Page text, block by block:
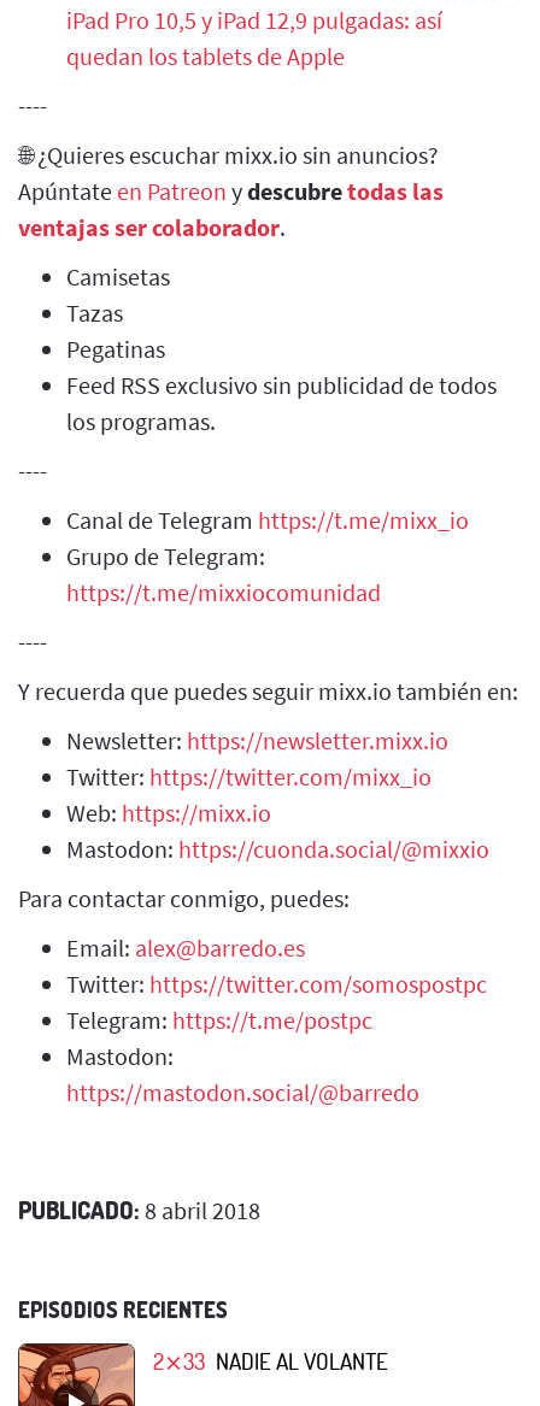
iPad Pro 10,5 y iPad 12,9 pulgadas: así
quedan los tablets de Apple
----
🌐 ¿Quieres escuchar mixx.io sin anuncios?
Apúntate en Patreon ydescubretodas las
ventajas ser colaborador.
Camisetas
Tazas
Pegatinas
Feed RSS exclusivo sin publicidad de todos
los programas.
----
Canal de Telegram https://t.me/mixx_io
Grupo de Telegram:
https://t.me/mixxiocomunidad
----
Y recuerda que puedes seguir mixx.io también en:
Newsletter: https://newsletter.mixx.io
Twitter: https://twitter.com/mixx_io
Web: https://mixx.io
Mastodon: https://cuonda.social/@mixxio
Para contactar conmigo, puedes:
Email: alex@barredo.es
Twitter: https://twitter.com/somospostpc
Telegram: https://t.me/postpc
Mastodon:
https://mastodon.social/@barredo
PUBLICADO: 8 abril 2018
EPISODIOS RECIENTES
2⨯33 NADIE AL VOLANTE